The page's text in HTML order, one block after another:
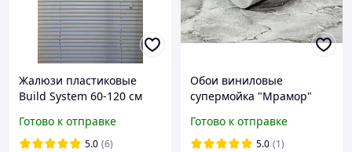
Жалюзи пластиковые
Build System 60-120 см
Готово к отправке
5.0 (6)
Обои виниловые
супермойка "Мрамор"
коридора, серые c
блестинками 0,53*10 м
Готово к отправке
5.0 (1)